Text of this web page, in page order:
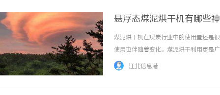
悬浮态煤泥烘干机有哪些
煤泥烘干机在煤炭行业中的使用量还是
使用也伴随着变化。煤泥烘干利用更是
还是很大的，将煤泥利用的方式主要是
江北信息港